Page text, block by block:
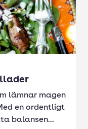
lämnar magen
en ordentligt
balansen...